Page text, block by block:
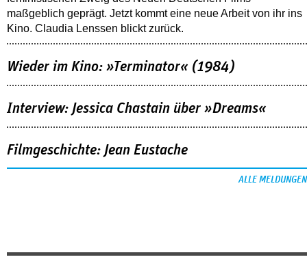
maßgeblich geprägt. Jetzt kommt eine neue Arbeit von ihr ins
Kino. Claudia Lenssen blickt zurück.
Wieder im Kino: »Terminator« (1984)
Interview: Jessica Chastain über »Dreams«
Filmgeschichte: Jean Eustache
ALLE MELDUNGEN